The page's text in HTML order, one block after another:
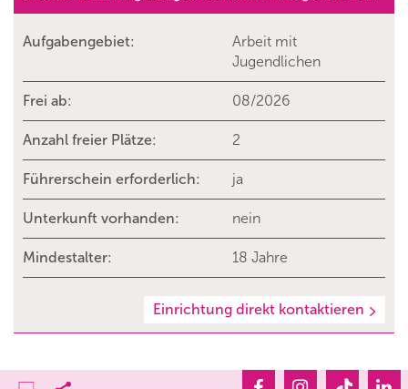
Aufgabengebiet:
Arbeit mit
Jugendlichen
Frei ab: 08/2026
Anzahl freier Plätze: 2
Führerschein erforderlich: ja
Unterkunft vorhanden: nein
Mindestalter: 18 Jahre
Einrichtung direkt kontaktieren